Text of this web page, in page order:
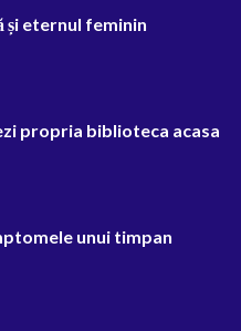
și eternul feminin
propria biblioteca acasa
unui timpan